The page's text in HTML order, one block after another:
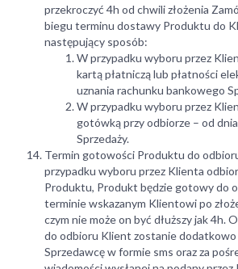
przekroczyć 4h od chwili złożenia
biegu terminu dostawy Produktu do
następujący sposób:
W przypadku wyboru przez
kartą płatniczą lub płatności
uznania rachunku bankowego
W przypadku wyboru przez
gotówką przy odbiorze – od
Sprzedaży.
Termin gotowości Produktu do
przypadku wyboru przez Klienta
Produktu, Produkt będzie gotowy do
terminie wskazanym Klientowi po
czym nie może on być dłuższy jak 4h.
do odbioru Klient zostanie
Sprzedawcę w formie sms oraz za